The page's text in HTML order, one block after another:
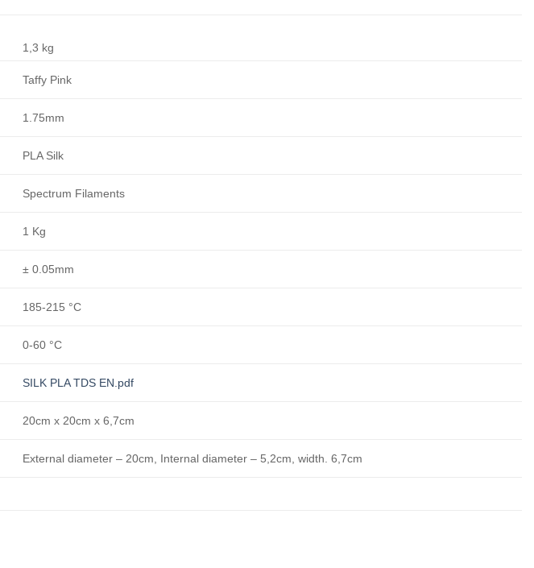
1,3 kg
Taffy Pink
1.75mm
PLA Silk
Spectrum Filaments
1 Kg
± 0.05mm
185-215 °C
0-60 °C
SILK PLA TDS EN.pdf
20cm x 20cm x 6,7cm
External diameter – 20cm, Internal diameter – 5,2cm, width. 6,7cm